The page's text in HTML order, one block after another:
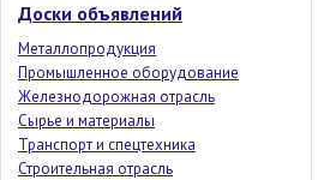
Доски объявлений
Металлопродукция
Промышленное оборудование
Железнодорожная отрасль
Сырье и материалы
Транспорт и спецтехника
Строительная отрасль